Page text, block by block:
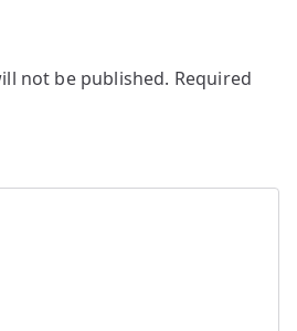
not be published. Required